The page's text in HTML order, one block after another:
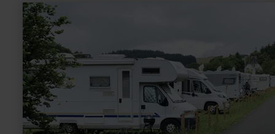
mehr
erfahren
zu:
Wohnmobilpark
Vulkaneifel
Mehren